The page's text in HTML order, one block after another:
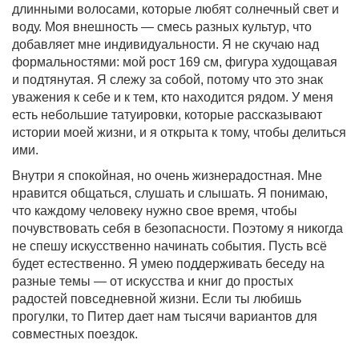
длинными волосами, которые любят солнечный свет и
воду. Моя внешность — смесь разных культур, что
добавляет мне индивидуальности. Я не скучаю над
формальностями: мой рост 169 см, фигура худощавая
и подтянутая. Я слежу за собой, потому что это знак
уважения к себе и к тем, кто находится рядом. У меня
есть небольшие татуировки, которые рассказывают
истории моей жизни, и я открыта к тому, чтобы делиться
ими.
Внутри я спокойная, но очень жизнерадостная. Мне
нравится общаться, слушать и слышать. Я понимаю,
что каждому человеку нужно свое время, чтобы
почувствовать себя в безопасности. Поэтому я никогда
не спешу искусственно начинать события. Пусть всё
будет естественно. Я умею поддерживать беседу на
разные темы — от искусства и книг до простых
радостей повседневной жизни. Если ты любишь
прогулки, то Питер дает нам тысячи вариантов для
совместных поездок.